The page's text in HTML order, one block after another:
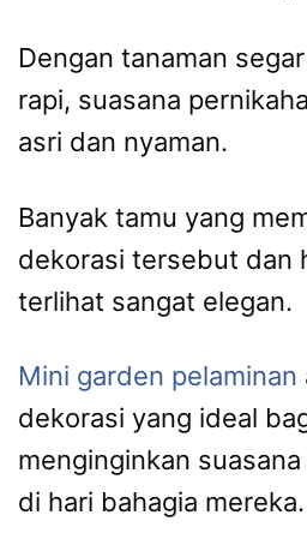
Dengan tanaman
rapi, suasana
asri dan nyaman.
Banyak tamu yang
dekorasi tersebut dan
terlihat sangat elegan.
Mini garden pelaminan
dekorasi yang ideal
menginginkan
di hari bahagia mereka.